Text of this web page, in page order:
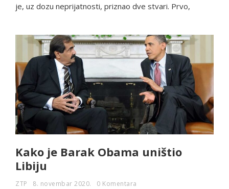
je, uz dozu neprijatnosti, priznao dve stvari. Prvo,
Kako je Barak Obama uništio
Libiju
ZTP 8. novembar 2020. 0 Komentara